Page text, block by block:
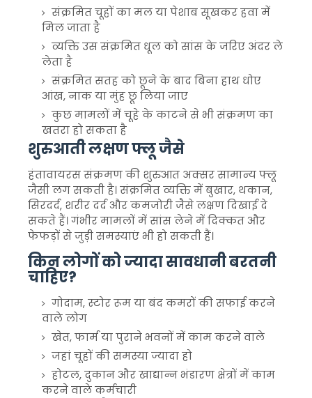
संक्रमित चूहों का मल या पेशाब सूखकर हवा में
मिल जाता है
व्यक्ति उस संक्रमित धूल को सांस के जरिए अंदर ले
लेता है
संक्रमित सतह को छूने के बाद बिना हाथ धोए
आंख, नाक या मुंह छू लिया जाए
कुछ मामलों में चूहे के काटने से भी संक्रमण का
खतरा हो सकता है
शुरुआती लक्षण फ्लू जैसे
हंतावायरस संक्रमण की शुरुआत अक्सर सामान्य फ्लू
जैसी लग सकती है। संक्रमित व्यक्ति में बुखार, थकान,
सिरदर्द, शरीर दर्द और कमजोरी जैसे लक्षण दिखाई दे
सकते हैं। गंभीर मामलों में सांस लेने में दिक्कत और
फेफड़ों से जुड़ी समस्याएं भी हो सकती हैं।
किन लोगों को ज्यादा सावधानी बरतनी
चाहिए?
गोदाम, स्टोर रूम या बंद कमरों की सफाई करने
वाले लोग
खेत, फार्म या पुराने भवनों में काम करने वाले
जहां चूहों की समस्या ज्यादा हो
होटल, दुकान और खाद्यान्न भंडारण क्षेत्रों में काम
करने वाले कर्मचारी